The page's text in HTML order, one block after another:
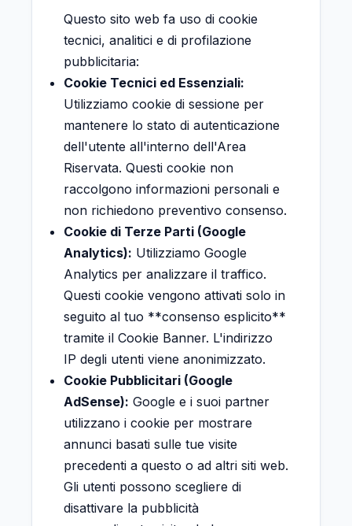
Questo sito web fa uso di cookie
tecnici, analitici e di profilazione
pubblicitaria:
Cookie Tecnici ed Essenziali:
Utilizziamo cookie di sessione per
mantenere lo stato di autenticazione
dell'utente all'interno dell'Area
Riservata. Questi cookie non
raccolgono informazioni personali e
non richiedono preventivo consenso.
Cookie di Terze Parti (Google
Analytics): Utilizziamo Google
Analytics per analizzare il traffico.
Questi cookie vengono attivati solo in
seguito al tuo **consenso esplicito**
tramite il Cookie Banner. L'indirizzo
IP degli utenti viene anonimizzato.
Cookie Pubblicitari (Google
AdSense): Google e i suoi partner
utilizzano i cookie per mostrare
annunci basati sulle tue visite
precedenti a questo o ad altri siti web.
Gli utenti possono scegliere di
disattivare la pubblicità